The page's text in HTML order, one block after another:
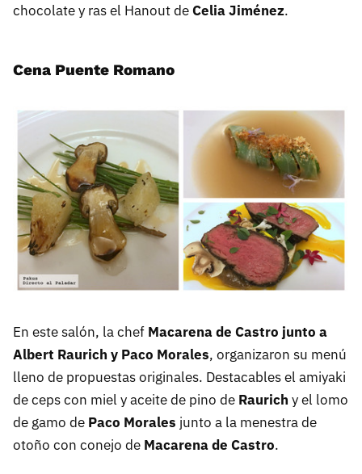
chocolate y ras el Hanout deCelia Jiménez.
Cena Puente Romano
En este salón, la chef Macarena de Castro junto a
Albert Raurich y Paco Morales, organizaron su menú
lleno de propuestas originales. Destacables el amiyaki
de ceps con miel y aceite de pino de Raurich y el lomo
de gamo de Paco Morales junto a la menestra de
otoño con conejo de Macarena de Castro.